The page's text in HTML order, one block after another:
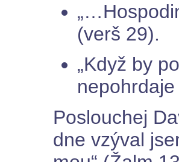
(verš 29).
„Když by
Poslouchej
dne vzýval